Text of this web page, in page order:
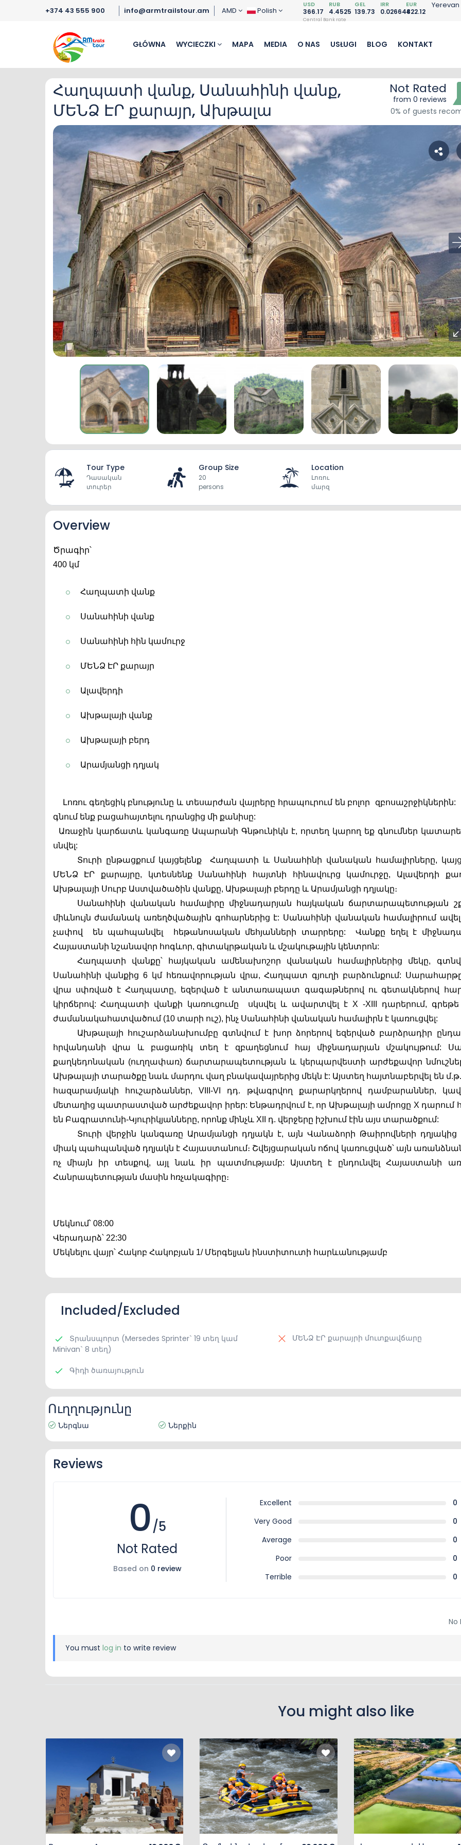
+374 43 555 900 info@armtrailstour.am AMD Polish
USD
366.17
RUB
4.4525
GEL
139.73
IRR
0.026648
EUR
422.12
Central Bank rate
GŁÓWNA WYCIECZKI MAPA MEDIA O NAS USŁUGI BLOG KONTAKT
Հաղպատի վանք, Սանահինի վանք,
ՄԵՆՁ ԷՐ քարայր, Ախթալա
Not Rated
from 0 reviews
0% of guests
Tour Type
Դասական
տուրեր
Group Size
20
persons
Location
Լոռու
մարզ
Overview
Ծրագիր՝
400 կմ
Հաղպատի վանք
Սանահինի վանք
Սանահինի հին կամուրջ
ՄԵՆՁ ԷՐ քարայր
Ալավերդի
Ախթալայի վանք
Ախթալայի բերդ
Արամյանցի դղյակ
Լոռու գեղեցիկ բնությունը և տեսարժան վայրերը հրապուրում են բոլոր  զբոսաշրջիկներին:
գնում ենք բացահայտելու դրանցից մի քանիսը:
Առաջին կարճատև կանգառը Ապարանի Գնթունիկն է, որտեղ կարող եք գնումներ
սնվել:
Տուրի ընթացքում կայցելենք  Հաղպատի և Սանահինի վանական համալիրները,
ՄԵՆՁ ԷՐ քարայրը, կտեսնենք Սանահինի հայտնի հինավուրց կամուրջը, Ալավերդի
Ախթալայի Սուրբ Աստվածածին վանքը, Ախթալայի բերդը և Արամյանցի դղյակը։
Սանահինի վանական համալիրը միջնադարյան հայկական ճարտարապետության
միևնույն ժամանակ առեղծվածային գոհարներից է: Սանահինի վանական համալիրում
չափով  են պահպանվել  հեթանոսական մեհյանների տարրերը:  Վանքը եղել է
Հայաստանի նշանավոր հոգևոր, գիտակրթական և մշակութային կենտրոն:
Հաղպատի վանքը՝ հայկական ամենախոշոր վանական համալիրներից մեկը,
Սանահինի վանքից 6 կմ հեռավորության վրա, Հաղպատ գյուղի բարձունքում:
վրա սփռված է Հաղպատը, եզերված է անտառապատ գագաթներով ու գետակներով
կիրճերով: Հաղպատի վանքի կառուցումը  սկսվել և ավարտվել է X -XIII դարերում, գրեթե
ժամանակահատվածում (10 տարի ուշ), ինչ Սանահինի վանական համալիրն է կառուցվել:
Ախթալայի հուշարձանախումբը գտնվում է խոր ձորերով եզերված բարձրադիր
հրվանդանի վրա և բացառիկ տեղ է զբաղեցնում հայ միջնադարյան մշակույթում:
քաղկեդոնական (ուղղափառ) ճարտարապետության և կերպարվեստի արժեքավոր
Ախթալայի տարածքը նաև մարդու վաղ բնակավայրերից մեկն է: Այստեղ հայտնաբերվել են
հազարամյակի հուշարձաններ, VIII-VI դդ. թվագրվող քարարկղերով դամբարաններ,
մետաղից պատրաստված արժեքավոր իրեր: Ենթադրվում է, որ Ախթալայի ամրոցը X դարում
են Բագրատունի-Կյուրիկյանները, որոնք մինչև XII դ. վերջերը իշխում էին այս տարածքում:
Տուրի վերջին կանգառը Արամյանցի դղյակն է, այն Վանաձորի Թաիրովների դղյակից
միակ պահպանված դղյակն է Հայաստանում։ Շվեյցարական ոճով կառուցված՝ այն
ոչ միայն իր տեսքով, այլ նաև իր պատմությամբ: Այստեղ է ընդունվել Հայաստանի
Հանրապետության մասին հռչակագիրը։
Մեկնում՝ 08:00
Վերադարձ՝ 22:30
Մեկնելու վայր՝ Հակոբ Հակոբյան 1/ Մերգելյան ինստիտուտի հարևանությամբ
Included/Excluded
Տրանսպորտ (Mersedes Sprinter` 19 տեղ կամ
Minivan` 8 տեղ)
Գիդի ծառայություն
ՄԵՆՁ ԷՐ քարայրի մուտքավճարը
Ուղղությունը
Ներգնա Ներքին
Reviews
0/5
Not Rated
Based on 0 review
Excellent
0
Very Good
0
Average
0
Poor
0
Terrible
0
No
You must log in to write review
You might also like